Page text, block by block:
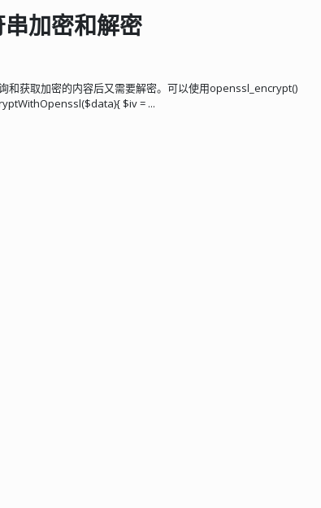
加密和解密
和获取加密的内容后又需要解密。可以使用openssl_encrypt()
$iv = ...